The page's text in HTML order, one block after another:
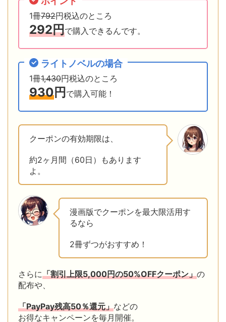
1冊792円税込のところ
292円で購入できるんです。
ライトノベルの場合
1冊1,430円税込のところ
930円で購入可能！
クーポンの有効期限は、
約2ヶ月間（60日）もあります
よ。
漫画版でクーポンを最大限活用す
るなら
2冊ずつがおすすめ！
さらに「割引上限5,000円の50%OFFクーポン」の
配布や、
「PayPay残高50％還元」などの
お得なキャンペーンを毎月開催。